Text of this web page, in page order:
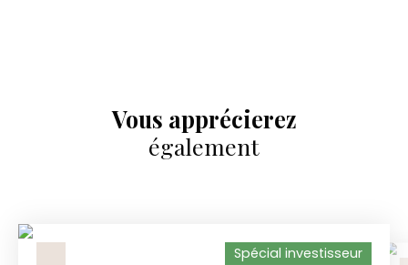
Vous apprécierez
également
Spécial investisseur